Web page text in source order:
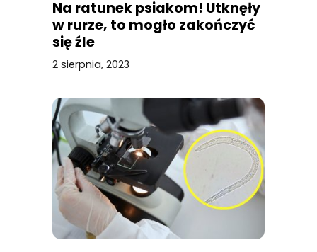
Na ratunek psiakom! Utknęły
w rurze, to mogło zakończyć
się źle
2 sierpnia, 2023